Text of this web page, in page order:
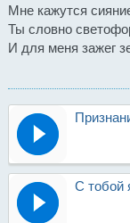
Мне кажутся
Ты словно
И для меня зажег
С тобой